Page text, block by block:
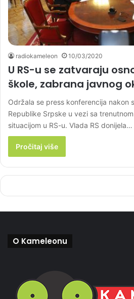
radiokameleon 10/03/2020
U RS-u se zatvaraju
škole, zabrana javnog
Održala se press konferencija nakon
Republike Srpske u vezi sa
situacijom u RS-u. Vlada RS donijela…
Pročitaj više
O Kameleonu